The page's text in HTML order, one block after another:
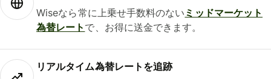
Wiseなら常に上乗せ手数料のない ミッドマーケット
為替レート で、お得に送金できます。
リアルタイム為替レートを追跡